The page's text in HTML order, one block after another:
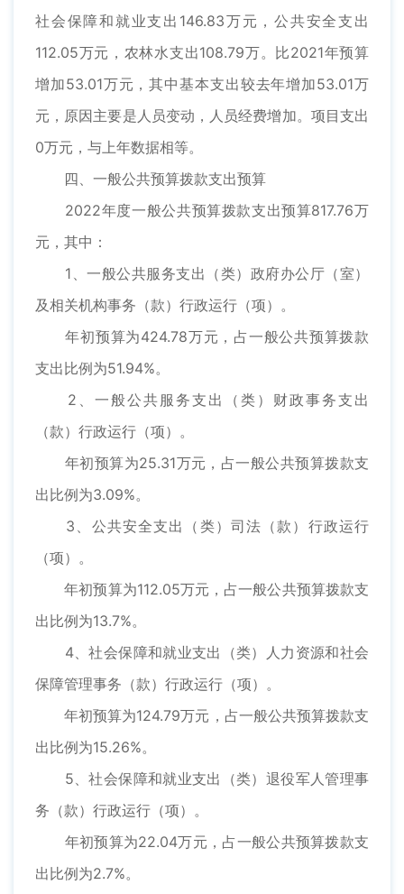
社会保障和就业支出146.83万元，公共安全支出
112.05万元，农林水支出108.79万。比2021年预算
增加53.01万元，其中基本支出较去年增加53.01万
元，原因主要是人员变动，人员经费增加。项目支出
0万元，与上年数据相等。
四、一般公共预算拨款支出预算
2022年度一般公共预算拨款支出预算817.76万
元，其中：
1、一般公共服务支出（类）政府办公厅（室）
及相关机构事务（款）行政运行（项）。
年初预算为424.78万元，占一般公共预算拨款
支出比例为51.94%。
2、一般公共服务支出（类）财政事务支出
（款）行政运行（项）。
年初预算为25.31万元，占一般公共预算拨款支
出比例为3.09%。
3、公共安全支出（类）司法（款）行政运行
（项）。
年初预算为112.05万元，占一般公共预算拨款支
出比例为13.7%。
4、社会保障和就业支出（类）人力资源和社会
保障管理事务（款）行政运行（项）。
年初预算为124.79万元，占一般公共预算拨款支
出比例为15.26%。
5、社会保障和就业支出（类）退役军人管理事
务（款）行政运行（项）。
年初预算为22.04万元，占一般公共预算拨款支
出比例为2.7%。